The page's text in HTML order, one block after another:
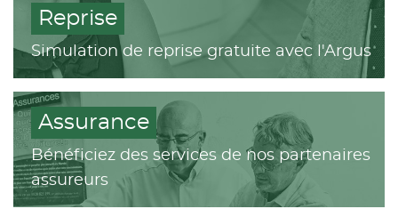
Reprise
Simulation de reprise gratuite avec l'Argus
Assurance
Bénéficiez des services de nos partenaires
assureurs